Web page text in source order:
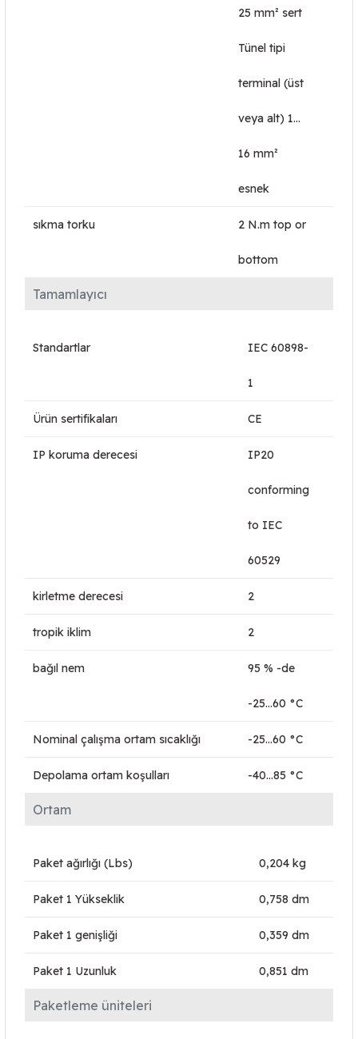
Tamamlayıcı
25 mm² sert
Tünel tipi
terminal (üst
veya alt) 1…
16 mm²
esnek
sıkma torku 2 N.m top or
bottom
Ortam
Standartlar IEC 60898-
1
Ürün sertifikaları CE
IP koruma derecesi IP20
conforming
to IEC
60529
kirletme derecesi 2
tropik iklim 2
bağıl nem 95 % -de
-25…60 °C
Nominal çalışma ortam sıcaklığı -25…60 °C
Depolama ortam koşulları -40…85 °C
Paketleme üniteleri
Paket ağırlığı (Lbs) 0,204 kg
Paket 1 Yükseklik 0,758 dm
Paket 1 genişliği 0,359 dm
Paket 1 Uzunluk 0,851 dm